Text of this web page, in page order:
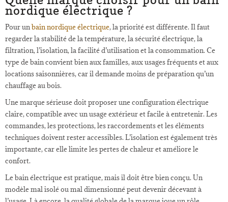
nordique électrique ?
Pour unbain nordique électrique, la priorité est différente. Il faut
regarder la stabilité de la température, la sécurité électrique, la
filtration, l’isolation, la facilité d’utilisation et la consommation. Ce
type de bain convient bien aux familles, aux usages fréquents et aux
locations saisonnières, car il demande moins de préparation qu’un
chauffage au bois.
Une marque sérieuse doit proposer une configuration électrique
claire, compatible avec un usage extérieur et facile à entretenir. Les
commandes, les protections, les raccordements et les éléments
techniques doivent rester accessibles. L’isolation est également très
importante, car elle limite les pertes de chaleur et améliore le
confort.
Le bain électrique est pratique, mais il doit être bien conçu. Un
modèle mal isolé ou mal dimensionné peut devenir décevant à